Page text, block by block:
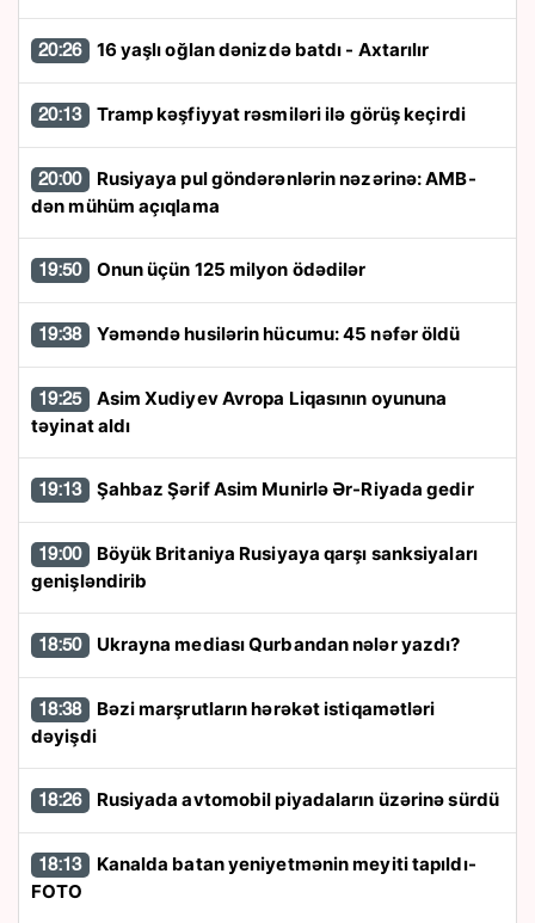
20:26 16 yaşlı oğlan dənizdə batdı - Axtarılır
20:13 Tramp kəşfiyyat rəsmiləri ilə görüş keçirdi
20:00
dən mühüm açıqlama
19:50 Onun üçün 125 milyon ödədilər
19:38 Yəməndə husilərin hücumu: 45 nəfər öldü
19:25
təyinat aldı
19:13 Şahbaz Şərif Asim Munirlə Ər-Riyada gedir
19:00
genişləndirib
18:50 Ukrayna mediası Qurbandan nələr yazdı?
18:38
dəyişdi
18:26 Rusiyada avtomobil piyadaların üzərinə sürdü
18:13
FOTO